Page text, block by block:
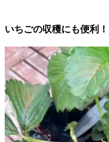
いちごの収穫にも便利！